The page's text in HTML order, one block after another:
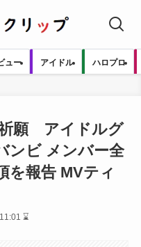
ュー アイドル ハロプロ
祈願 アイドルグ
ンビ メンバー全
を報告 MVティ
⌛